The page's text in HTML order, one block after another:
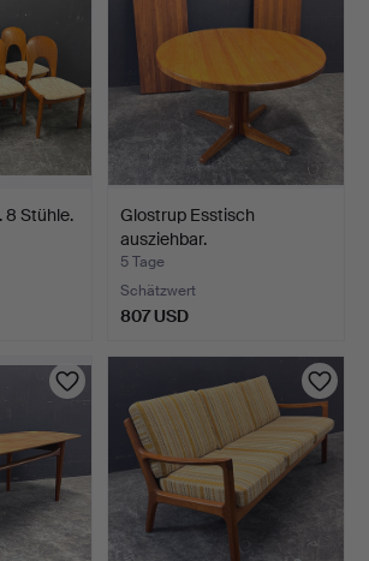
8 Stühle.
Glostrup Esstisch
ausziehbar.
5 Tage
Schätzwert
807 USD